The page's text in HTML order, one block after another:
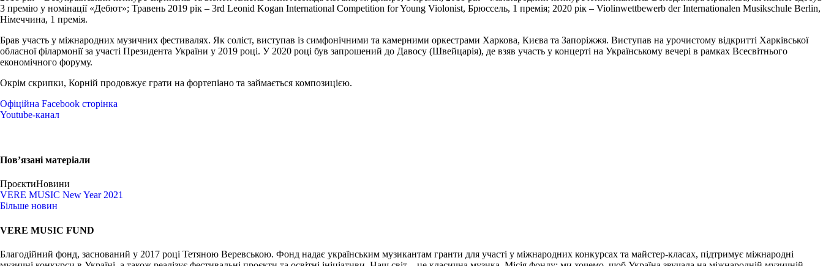
3 премію у номінації «Дебют»; Травень 2019 рік – 3rd Leonid Kogan International Competition for Young Violonist, Брюссель, 1 премія; 2020 рік – Violinwettbewerb der Internationalen Musikschule Berlin,
Німеччина, 1 премія.
Брав участь у міжнародних музичних фестивалях. Як соліст, виступав із симфонічними та камерними оркестрами Харкова, Києва та Запоріжжя. Виступав на урочистому відкритті Харківської
обласної філармонії за участі Президента України у 2019 році. У 2020 році був запрошений до Давосу (Швейцарія), де взяв участь у концерті на Українському вечері в рамках Всесвітнього
економічного форуму.
Окрім скрипки, Корній продовжує грати на фортепіано та займається композицією.
Офіційна Facebook cторінка
Youtube-канал
Пов’язані матеріали
ПроєктиНовини
VERE MUSIC New Year 2021
Більше новин
VERE MUSIC FUND
Благодійний фонд, заснований у 2017 році Тетяною Веревською. Фонд надає українським музикантам гранти для участі у міжнародних конкурсах та майстер-класах, підтримує міжнародні